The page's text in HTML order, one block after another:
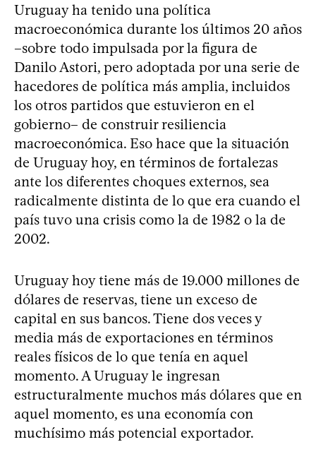
Uruguay ha tenido una política
macroeconómica durante los últimos 20 años
–sobre todo impulsada por la figura de
Danilo Astori, pero adoptada por una serie de
hacedores de política más amplia, incluidos
los otros partidos que estuvieron en el
gobierno– de construir resiliencia
macroeconómica. Eso hace que la situación
de Uruguay hoy, en términos de fortalezas
ante los diferentes choques externos, sea
radicalmente distinta de lo que era cuando el
país tuvo una crisis como la de 1982 o la de
2002.
Uruguay hoy tiene más de 19.000 millones de
dólares de reservas, tiene un exceso de
capital en sus bancos. Tiene dos veces y
media más de exportaciones en términos
reales físicos de lo que tenía en aquel
momento. A Uruguay le ingresan
estructuralmente muchos más dólares que en
aquel momento, es una economía con
muchísimo más potencial exportador.